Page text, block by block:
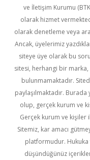
ve İletişim Kurumu
olarak hizmet
olarak denetleme veya
Ancak, üyelerimiz
siteye üye olarak bu
sitesi, herhangi bir marka,
bulunmamaktadır.
paylaşılmaktadır.
olup, gerçek kurum ve
Gerçek kurum ve
Sitemiz, kar amacı
platformudur. Hukuka
düşündüğünüz